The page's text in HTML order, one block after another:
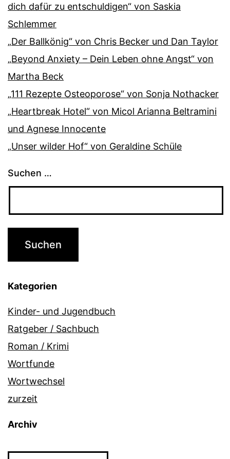
dich dafür zu entschuldigen“ von Saskia
Schlemmer
„Der Ballkönig“ von Chris Becker und Dan Taylor
„Beyond Anxiety – Dein Leben ohne Angst“ von
Martha Beck
„111 Rezepte Osteoporose“ von Sonja Nothacker
„Heartbreak Hotel“ von Micol Arianna Beltramini
und Agnese Innocente
„Unser wilder Hof“ von Geraldine Schüle
Suchen …
Kategorien
Kinder- und Jugendbuch
Ratgeber / Sachbuch
Roman / Krimi
Wortfunde
Wortwechsel
zurzeit
Archiv